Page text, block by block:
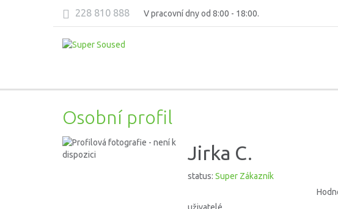
228 810 888 V pracovní dny od 8:00 - 18:00.
Osobní profil
Jirka C.
status: Super Zákazník